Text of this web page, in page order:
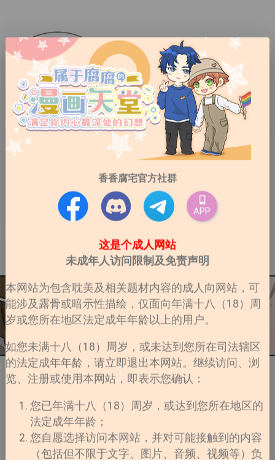
香香腐宅官方社群
APP
这是个成人网站
未成年人访问限制及免责声明
本网站为包含耽美及相关题材内容的成人向网站，可
能涉及露骨或暗示性描绘，仅面向年满十八（18）周
岁或您所在地区法定成年年龄以上的用户。
如您未满十八（18）周岁，或未达到您所在司法辖区
的法定成年年龄，请立即退出本网站。继续访问、浏
览、注册或使用本网站，即表示您确认：
您已年满十八（18）周岁，或达到您所在地区的
法定成年年龄；
您自愿选择访问本网站，并对可能接触到的内容
（包括但不限于文字、图片、音频、视频等）负